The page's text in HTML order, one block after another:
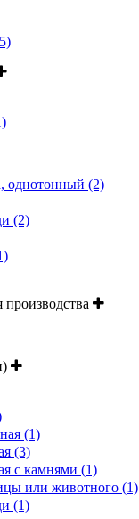
однотонный (2)
(2)
производства
(1)
(3)
с камнями (1)
или животного (1)
(1)